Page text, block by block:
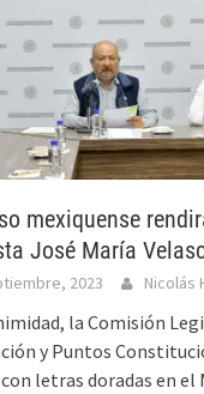
mexiquense
José María
2023 Nicolás
la Comisión
y Puntos
letras doradas en el